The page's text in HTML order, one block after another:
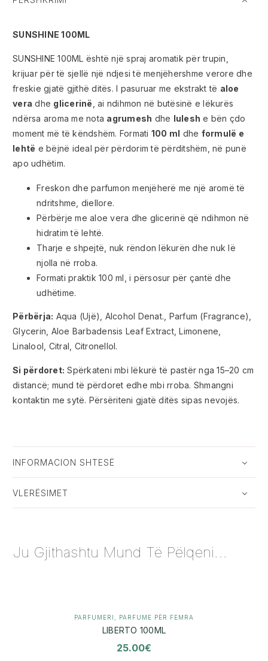
SUNSHINE 100ML
SUNSHINE 100ML është një spraj aromatik për trupin,
krijuar për të sjellë një ndjesi të menjëhershme verore dhe
freskie gjatë gjithë ditës. I pasuruar me ekstrakt të aloe
vera dhe glicerinë , ai ndihmon në butësinë e lëkurës
ndërsa aroma me nota agrumesh dhe lulesh e bën çdo
moment më të këndshëm. Formati 100 ml dhe formulë e
lehtë e bëjnë ideal për përdorim të përditshëm, në punë
apo udhëtim.
Freskon dhe parfumon menjëherë me një aromë të
ndritshme, diellore.
Përbërje me aloe vera dhe glicerinë që ndihmon në
hidratim të lehtë.
Tharje e shpejtë, nuk rëndon lëkurën dhe nuk lë
njolla në rroba.
Formati praktik 100 ml, i përsosur për çantë dhe
udhëtime.
Përbërja: Aqua (Ujë), Alcohol Denat., Parfum (Fragrance),
Glycerin, Aloe Barbadensis Leaf Extract, Limonene,
Linalool, Citral, Citronellol.
Si përdoret: Spërkateni mbi lëkurë të pastër nga 15–20 cm
distancë; mund të përdoret edhe mbi rroba. Shmangni
kontaktin me sytë. Përsëriteni gjatë ditës sipas nevojës.
INFORMACION SHTESË
VLERËSIMET
Ju Gjithashtu Mund Të Pëlqeni...
PARFUMERI PARFUME PËR FEMRA
LIBERTO 100ML
25.00€